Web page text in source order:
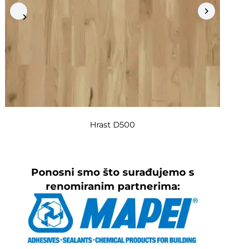
Hrast D500
Ponosni smo što surađujemo s
renomiranim partnerima: